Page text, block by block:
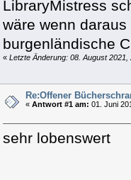
LibraryMistress
wäre wenn
burgenländische
« Letzte Änderung: 08. August 2021,
Re:Offener
«Antwort #1 am: 01. Juni
sehr lobenswert